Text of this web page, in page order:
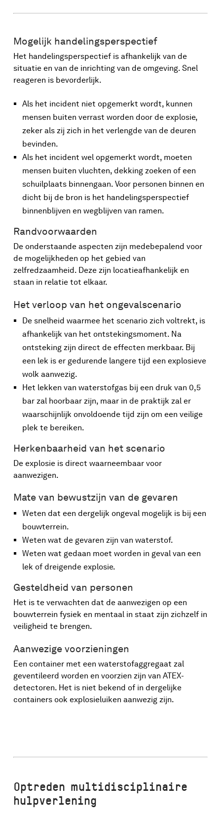
Mogelijk handelingsperspectief
Het handelingsperspectief is afhankelijk van de
situatie en van de inrichting van de omgeving. Snel
reageren is bevorderlijk.
Als het incident niet opgemerkt wordt, kunnen
mensen buiten verrast worden door de explosie,
zeker als zij zich in het verlengde van de deuren
bevinden.
Als het incident wel opgemerkt wordt, moeten
mensen buiten vluchten, dekking zoeken of een
schuilplaats binnengaan. Voor personen binnen en
dicht bij de bron is het handelingsperspectief
binnenblijven en wegblijven van ramen.
Randvoorwaarden
De onderstaande aspecten zijn medebepalend voor
de mogelijkheden op het gebied van
zelfredzaamheid. Deze zijn locatieafhankelijk en
staan in relatie tot elkaar.
Het verloop van het ongevalscenario
De snelheid waarmee het scenario zich voltrekt, is
afhankelijk van het ontstekingsmoment. Na
ontsteking zijn direct de effecten merkbaar. Bij
een lek is er gedurende langere tijd een explosieve
wolk aanwezig.
Het lekken van waterstofgas bij een druk van 0,5
bar zal hoorbaar zijn, maar in de praktijk zal er
waarschijnlijk onvoldoende tijd zijn om een veilige
plek te bereiken.
Herkenbaarheid van het scenario
De explosie is direct waarneembaar voor
aanwezigen.
Mate van bewustzijn van de gevaren
Weten dat een dergelijk ongeval mogelijk is bij een
bouwterrein.
Weten wat de gevaren zijn van waterstof.
Weten wat gedaan moet worden in geval van een
lek of dreigende explosie.
Gesteldheid van personen
Het is te verwachten dat de aanwezigen op een
bouwterrein fysiek en mentaal in staat zijn zichzelf in
veiligheid te brengen.
Aanwezige voorzieningen
Een container met een waterstofaggregaat zal
geventileerd worden en voorzien zijn van ATEX-
detectoren. Het is niet bekend of in dergelijke
containers ook explosieluiken aanwezig zijn.
Optreden multidisciplinaire
hulpverlening